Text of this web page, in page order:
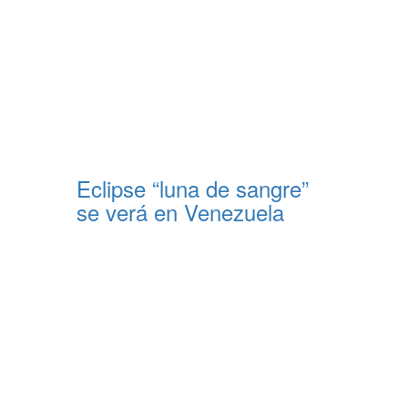
Eclipse “luna de sangre”
se verá en Venezuela